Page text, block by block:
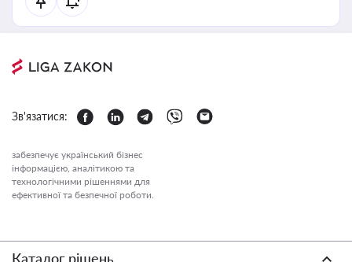
Зв'язатися:
забезпечує український бізнес
інформацією, аналітикою та
технологічними рішеннями для
ефективної та безпечної роботи.
Каталог рішень